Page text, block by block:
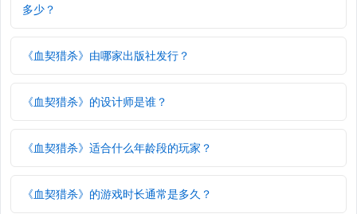
多少？
《血契猎杀》由哪家出版社发行？
《血契猎杀》的设计师是谁？
《血契猎杀》适合什么年龄段的玩家？
《血契猎杀》的游戏时长通常是多久？